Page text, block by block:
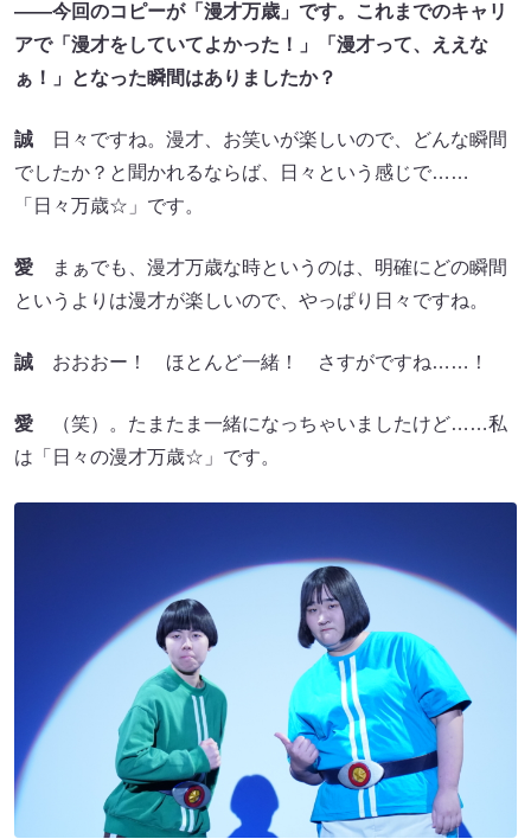
――今回のコピーが「漫才万歳」です。これまでのキャリ
アで「漫才をしていてよかった！」「漫才って、ええな
ぁ！」となった瞬間はありましたか？
誠 日々ですね。漫才、お笑いが楽しいので、どんな瞬間
でしたか？と聞かれるならば、日々という感じで……
「日々万歳☆」です。
愛 まぁでも、漫才万歳な時というのは、明確にどの瞬間
というよりは漫才が楽しいので、やっぱり日々ですね。
誠 おおおー！ ほとんど一緒！ さすがですね……！
愛 （笑）。たまたま一緒になっちゃいましたけど……私
は「日々の漫才万歳☆」です。